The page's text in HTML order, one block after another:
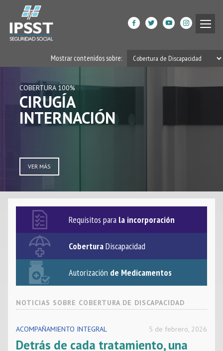
Institucional
Filiales
App
Noticias
Mostrar contenidos sobre:
COBERTURA 100%
CIRUGÍA
INTERNACIÓN
COBERTURA 100%
ANTICONCEPTIVOS
Requisitos para la incorporación
CoberturaDiscapacidad
Autorización de Medicamentos
NOTICIAS SOBRE COBERTURA DE DISCAPACIDAD
5 de febrero, 2026
ACOMPAÑAMIENTO INTEGRAL
Detrás de cada tratamiento, una